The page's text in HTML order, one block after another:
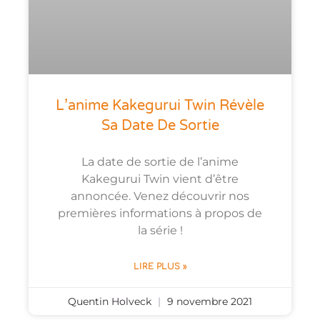
L’anime Kakegurui Twin Révèle
Sa Date De Sortie
La date de sortie de l’anime
Kakegurui Twin vient d’être
annoncée. Venez découvrir nos
premières informations à propos de
la série !
LIRE PLUS »
Quentin Holveck 9 novembre 2021